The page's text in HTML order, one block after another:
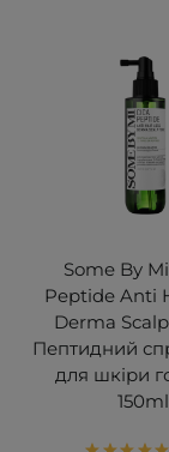
Some By
Peptide Anti
Derma
Пептидний
для шкіри
150ml